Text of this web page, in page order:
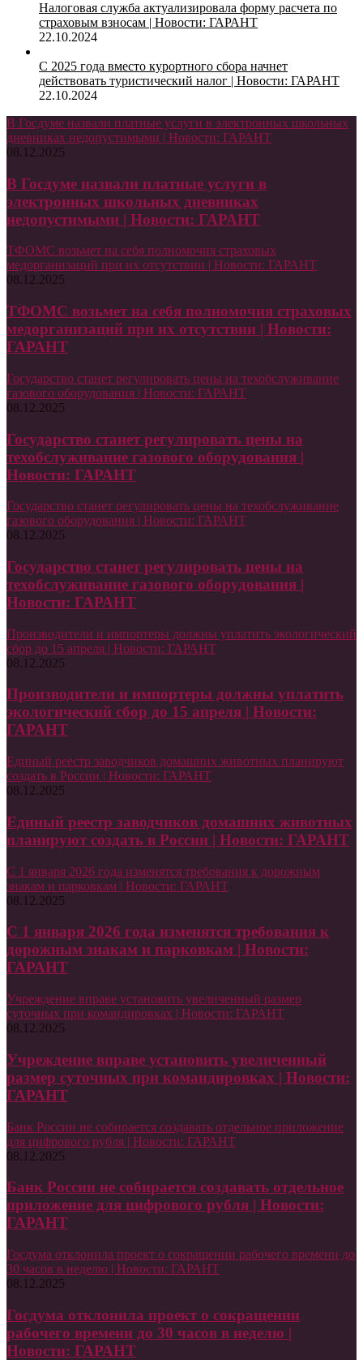
Налоговая служба актуализировала форму расчета по
страховым взносам | Новости: ГАРАНТ
22.10.2024
С 2025 года вместо курортного сбора начнет
действовать туристический налог | Новости: ГАРАНТ
22.10.2024
В Госдуме назвали платные услуги в электронных школьных
дневниках недопустимыми | Новости: ГАРАНТ
08.12.2025
В Госдуме назвали платные услуги в
электронных школьных дневниках
недопустимыми | Новости: ГАРАНТ
ТФОМС возьмет на себя полномочия страховых
медорганизаций при их отсутствии | Новости: ГАРАНТ
08.12.2025
ТФОМС возьмет на себя полномочия страховых
медорганизаций при их отсутствии | Новости:
ГАРАНТ
Государство станет регулировать цены на техобслуживание
газового оборудования | Новости: ГАРАНТ
08.12.2025
Государство станет регулировать цены на
техобслуживание газового оборудования |
Новости: ГАРАНТ
Государство станет регулировать цены на техобслуживание
газового оборудования | Новости: ГАРАНТ
08.12.2025
Государство станет регулировать цены на
техобслуживание газового оборудования |
Новости: ГАРАНТ
Производители и импортеры должны уплатить экологический
сбор до 15 апреля | Новости: ГАРАНТ
08.12.2025
Производители и импортеры должны уплатить
экологический сбор до 15 апреля | Новости:
ГАРАНТ
Единый реестр заводчиков домашних животных планируют
создать в России | Новости: ГАРАНТ
08.12.2025
Единый реестр заводчиков домашних животных
планируют создать в России | Новости: ГАРАНТ
С 1 января 2026 года изменятся требования к дорожным
знакам и парковкам | Новости: ГАРАНТ
08.12.2025
С 1 января 2026 года изменятся требования к
дорожным знакам и парковкам | Новости:
ГАРАНТ
Учреждение вправе установить увеличенный размер
суточных при командировках | Новости: ГАРАНТ
08.12.2025
Учреждение вправе установить увеличенный
размер суточных при командировках | Новости:
ГАРАНТ
Банк России не собирается создавать отдельное приложение
для цифрового рубля | Новости: ГАРАНТ
08.12.2025
Банк России не собирается создавать отдельное
приложение для цифрового рубля | Новости:
ГАРАНТ
Госдума отклонила проект о сокращении рабочего времени до
30 часов в неделю | Новости: ГАРАНТ
08.12.2025
Госдума отклонила проект о сокращении
рабочего времени до 30 часов в неделю |
Новости: ГАРАНТ